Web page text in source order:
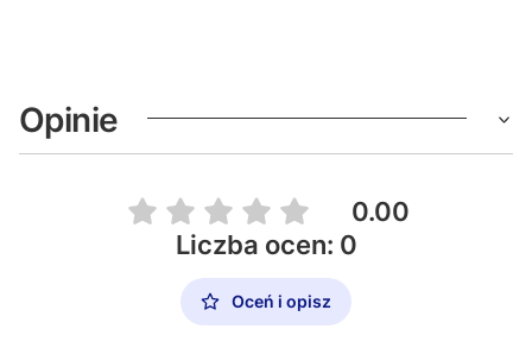
Opinie
0.00
Liczba ocen: 0
Oceń i opisz